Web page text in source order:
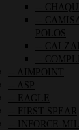
POLOS
AIMPOINT
ASP
EAGLE
FIRST SPEAR
INFORCE-MIL